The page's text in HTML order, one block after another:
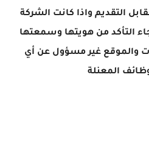
التقديم واذا كانت الشركة
التأكد من هويتها وسمعتها
والموقع غير مسؤول عن أي
المعنلة